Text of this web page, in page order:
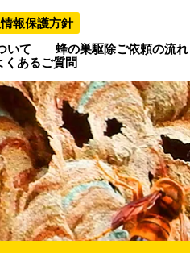
報保護方針
いて
蜂の巣駆除ご依頼の流れ
くあるご質問